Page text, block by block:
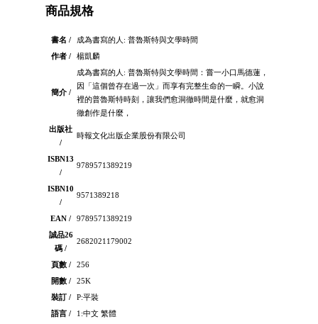
商品規格
書名 /
成為書寫的人: 普魯斯特與文學時間
作者 /
楊凱麟
簡介 /
成為書寫的人: 普魯斯特與文學時間：嘗一小口馬德蓮，
因「這個曾存在過一次」而享有完整生命的一瞬。小說
裡的普魯斯特時刻，讓我們愈洞徹時間是什麼，就愈洞
徹創作是什麼，
出版社
/
時報文化出版企業股份有限公司
ISBN13
/
9789571389219
ISBN10
/
9571389218
EAN /
9789571389219
誠品26
碼 /
2682021179002
頁數 /
256
開數 /
25K
裝訂 /
P:平裝
語言 /
1:中文 繁體